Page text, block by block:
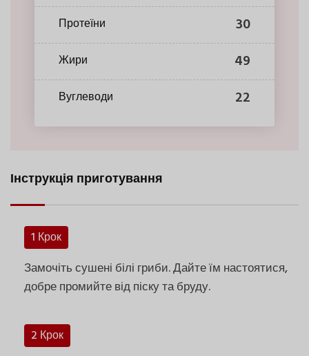
Протеїни 30
Жири 49
Вуглеводи 22
Інструкція приготування
1 Крок
Замочіть сушені білі гриби. Дайте їм настоятися,
добре промийте від піску та бруду.
2 Крок